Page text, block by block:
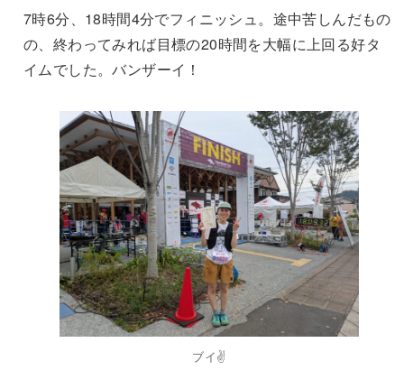
7時6分、18時間4分でフィニッシュ。途中苦しんだもの
の、終わってみれば目標の20時間を大幅に上回る好タ
イムでした。バンザーイ！
ブイ✌